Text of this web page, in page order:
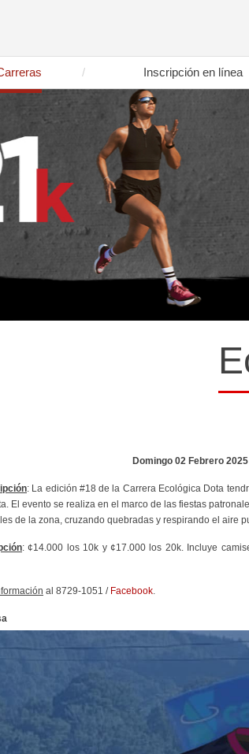
Inscripción en línea
Domingo 02 Febrero 2025
: La edición #18 de la Carrera Ecológica Dota
El evento se realiza en el marco de las fiestas
de la zona, cruzando quebradas y respirando el aire
: ¢14.000 los 10k y ¢17.000 los 20k. Incluye
al 8729-1051 / Facebook